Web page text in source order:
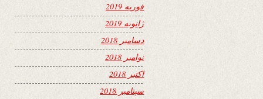
فوریه 2019
ژانویه 2019
دسامبر 2018
نوامبر 2018
اکتبر 2018
سپتامبر 2018